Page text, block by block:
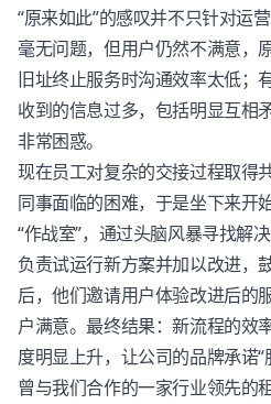
“原来如此”的感叹并不只针对运
毫无问题，但用户仍然不满意，
旧址终止服务时沟通效率太低；
收到的信息过多，包括明显互相
非常困惑。
现在员工对复杂的交接过程取得
同事面临的困难，于是坐下来开
“作战室”，通过头脑风暴寻找解
负责试运行新方案并加以改进，
后，他们邀请用户体验改进后的
户满意。最终结果：新流程的效
度明显上升，让公司的品牌承诺“
曾与我们合作的一家行业领先的